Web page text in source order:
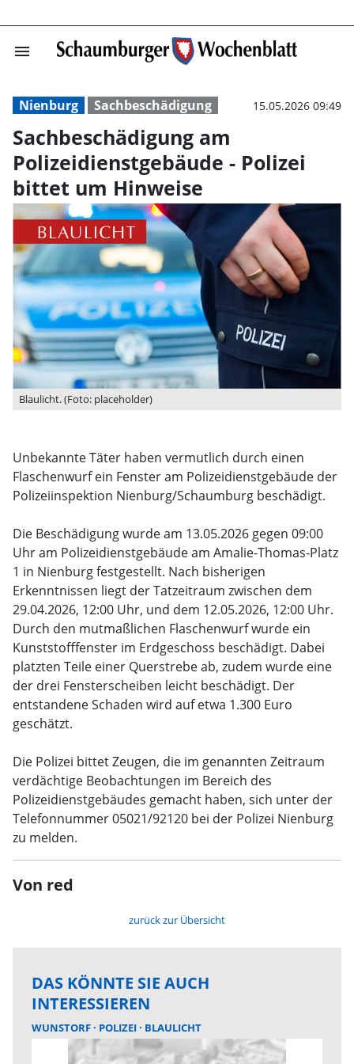
menu
Nienburg Sachbeschädigung 15.05.2026 09:49
Sachbeschädigung am
Polizeidienstgebäude - Polizei
bittet um Hinweise
Blaulicht. (Foto: placeholder)
Unbekannte Täter haben vermutlich durch einen
Flaschenwurf ein Fenster am Polizeidienstgebäude der
Polizeiinspektion Nienburg/Schaumburg beschädigt.
Die Beschädigung wurde am 13.05.2026 gegen 09:00
Uhr am Polizeidienstgebäude am Amalie-Thomas-Platz
1 in Nienburg festgestellt. Nach bisherigen
Erkenntnissen liegt der Tatzeitraum zwischen dem
29.04.2026, 12:00 Uhr, und dem 12.05.2026, 12:00 Uhr.
Durch den mutmaßlichen Flaschenwurf wurde ein
Kunststofffenster im Erdgeschoss beschädigt. Dabei
platzten Teile einer Querstrebe ab, zudem wurde eine
der drei Fensterscheiben leicht beschädigt. Der
entstandene Schaden wird auf etwa 1.300 Euro
geschätzt.
Die Polizei bittet Zeugen, die im genannten Zeitraum
verdächtige Beobachtungen im Bereich des
Polizeidienstgebäudes gemacht haben, sich unter der
Telefonnummer 05021/92120 bei der Polizei Nienburg
zu melden.
Von red
zurück zur Übersicht
DAS KÖNNTE SIE AUCH
INTERESSIEREN
WUNSTORF POLIZEI BLAULICHT